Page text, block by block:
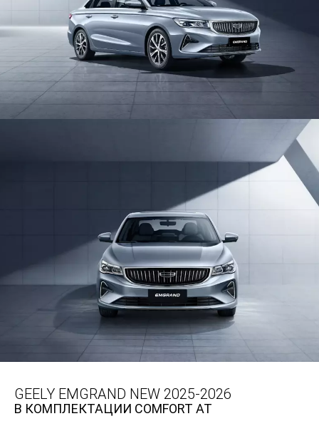
GEELY EMGRAND NEW 2025-2026
В КОМПЛЕКТАЦИИ COMFORT AT